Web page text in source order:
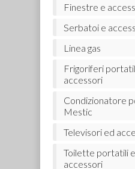
Finestre e
Serbatoi e
Linea gas
Frigoriferi
accessori
Condizionatore
Mestic
Televisori ed
Toilette portatili
accessori